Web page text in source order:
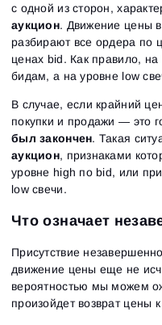
с одной из сторон,
аукцион. Движение цены
разбирают все ордера по
ценах bid. Как правило, на
бидам, а на уровне low
В случае, если крайний
покупки и продажи — это
был закончен. Такая
аукцион, признаками
уровне high по bid, или
low свечи.
Что означает
Присутствие
движение цены еще не
вероятностью мы можем
произойдет возврат цены